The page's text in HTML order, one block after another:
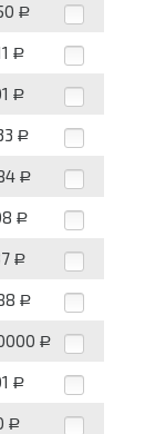
Р
Р
Р
Р
Р
Р
Р
Р
Р
Р
Р